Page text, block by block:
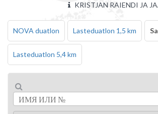
KRISTJAN RAIENDI JA
NOVA duatlon Lasteduatlon 1,5 km
Lasteduatlon 5,4 km